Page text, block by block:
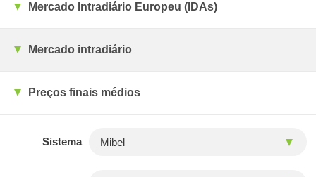
Mercado Intradiário Europeu (IDAs)
Mercado intradiário
Preços finais médios
Sistema